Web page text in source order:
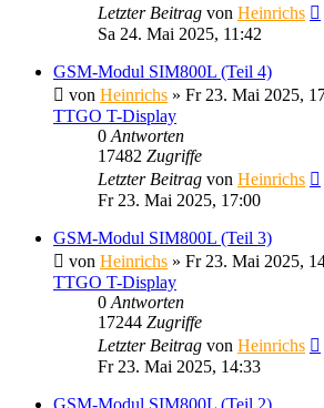
Letzter Beitrag von Heinrichs
Sa 24. Mai 2025, 11:42
GSM-Modul SIM800L (Teil 4)
von Heinrichs » Fr 23. Mai 2025,
TTGO T-Display
0 Antworten
17482 Zugriffe
Letzter Beitrag von Heinrichs
Fr 23. Mai 2025, 17:00
GSM-Modul SIM800L (Teil 3)
von Heinrichs » Fr 23. Mai 2025,
TTGO T-Display
0 Antworten
17244 Zugriffe
Letzter Beitrag von Heinrichs
Fr 23. Mai 2025, 14:33
GSM-Modul SIM800L (Teil 2)